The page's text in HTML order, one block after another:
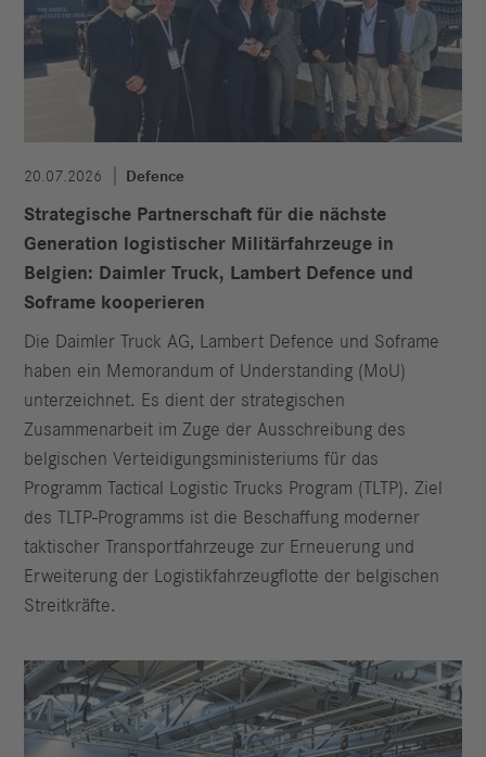
20.07.2026 Defence
Strategische Partnerschaft für die nächste
Generation logistischer Militärfahrzeuge in
Belgien: Daimler Truck, Lambert Defence und
Soframe kooperieren
Die Daimler Truck AG, Lambert Defence und Soframe
haben ein Memorandum of Understanding (MoU)
unterzeichnet. Es dient der strategischen
Zusammenarbeit im Zuge der Ausschreibung des
belgischen Verteidigungsministeriums für das
Programm Tactical Logistic Trucks Program (TLTP). Ziel
des TLTP-Programms ist die Beschaffung moderner
taktischer Transportfahrzeuge zur Erneuerung und
Erweiterung der Logistikfahrzeugflotte der belgischen
Streitkräfte.